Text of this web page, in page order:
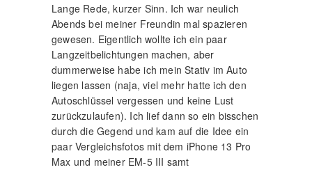
Lange Rede, kurzer Sinn. Ich war neulich
Abends bei meiner Freundin mal spazieren
gewesen. Eigentlich wollte ich ein paar
Langzeitbelichtungen machen, aber
dummerweise habe ich mein Stativ im Auto
liegen lassen (naja, viel mehr hatte ich den
Autoschlüssel vergessen und keine Lust
zurückzulaufen). Ich lief dann so ein bisschen
durch die Gegend und kam auf die Idee ein
paar Vergleichsfotos mit dem iPhone 13 Pro
Max und meiner EM-5 III samt